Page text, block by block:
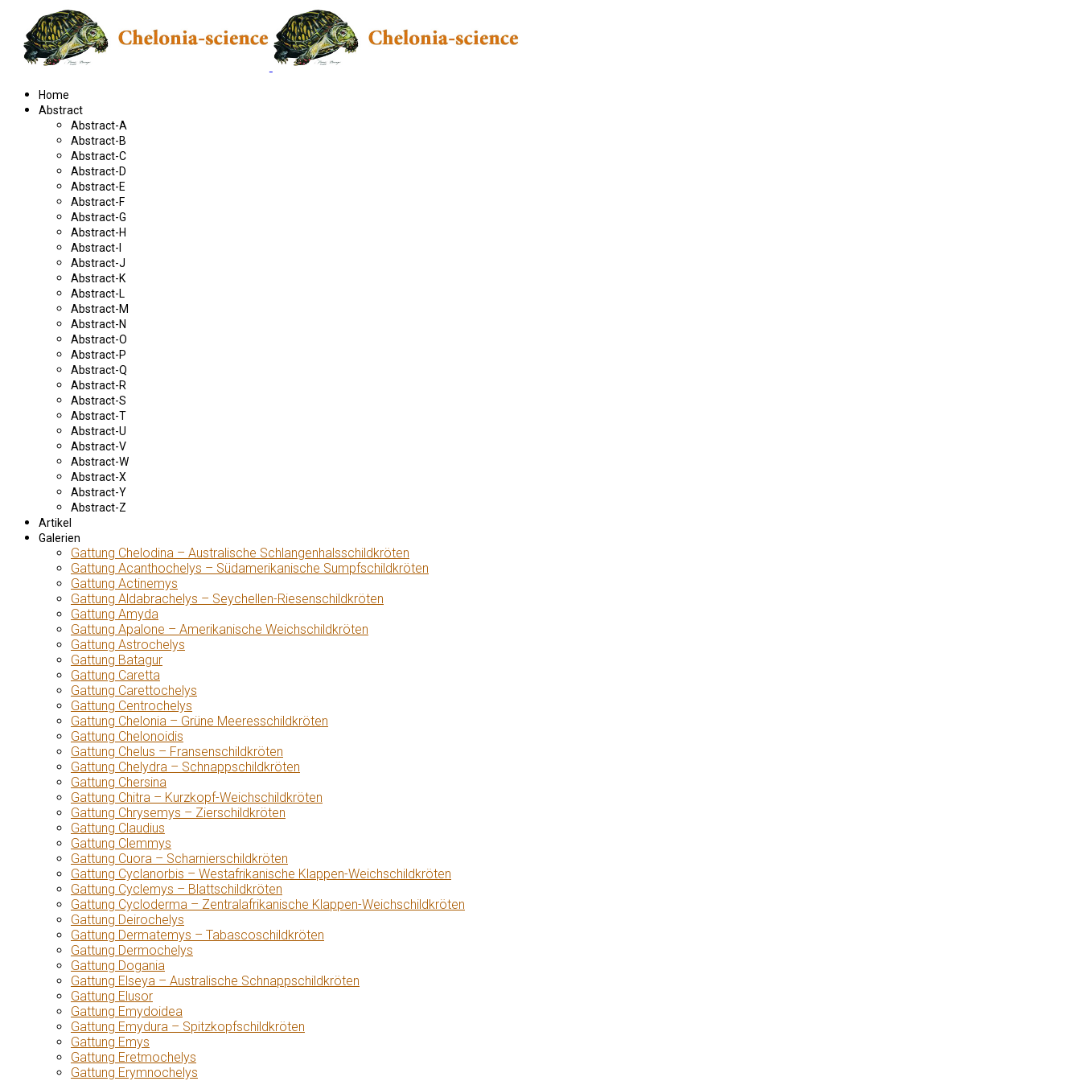
Home
Abstract
Abstract-A
Abstract-B
Abstract-C
Abstract-D
Abstract-E
Abstract-F
Abstract-G
Abstract-H
Abstract-I
Abstract-J
Abstract-K
Abstract-L
Abstract-M
Abstract-N
Abstract-O
Abstract-P
Abstract-Q
Abstract-R
Abstract-S
Abstract-T
Abstract-U
Abstract-V
Abstract-W
Abstract-X
Abstract-Y
Abstract-Z
Artikel
Galerien
Gattung Chelodina – Australische Schlangenhalsschildkröten
Gattung Acanthochelys – Südamerikanische Sumpfschildkröten
Gattung Actinemys
Gattung Aldabrachelys – Seychellen-Riesenschildkröten
Gattung Amyda
Gattung Apalone – Amerikanische Weichschildkröten
Gattung Astrochelys
Gattung Batagur
Gattung Caretta
Gattung Carettochelys
Gattung Centrochelys
Gattung Chelonia – Grüne Meeresschildkröten
Gattung Chelonoidis
Gattung Chelus – Fransenschildkröten
Gattung Chelydra – Schnappschildkröten
Gattung Chersina
Gattung Chitra – Kurzkopf-Weichschildkröten
Gattung Chrysemys – Zierschildkröten
Gattung Claudius
Gattung Clemmys
Gattung Cuora – Scharnierschildkröten
Gattung Cyclanorbis – Westafrikanische Klappen-Weichschildkröten
Gattung Cyclemys – Blattschildkröten
Gattung Cycloderma – Zentralafrikanische Klappen-Weichschildkröten
Gattung Deirochelys
Gattung Dermatemys – Tabascoschildkröten
Gattung Dermochelys
Gattung Dogania
Gattung Elseya – Australische Schnappschildkröten
Gattung Elusor
Gattung Emydoidea
Gattung Emydura – Spitzkopfschildkröten
Gattung Emys
Gattung Eretmochelys
Gattung Erymnochelys